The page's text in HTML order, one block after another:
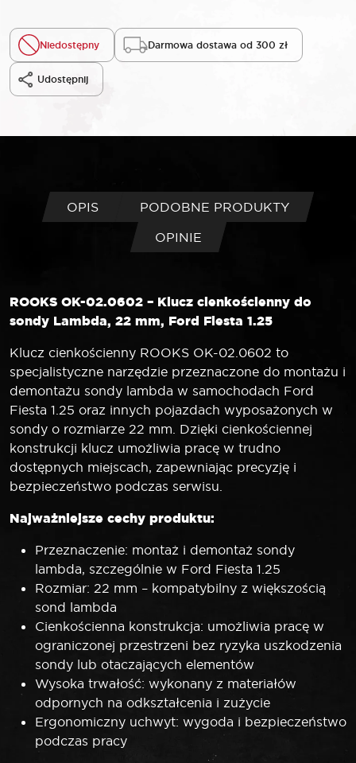
Niedostępny Darmowa dostawa od 300 zł
Udostępnij
OPIS
PODOBNE PRODUKTY
OPINIE
ROOKS OK-02.0602 – Klucz cienkościenny do
sondy Lambda, 22 mm, Ford Fiesta 1.25
Klucz cienkościenny ROOKS OK-02.0602 to
specjalistyczne narzędzie przeznaczone do montażu i
demontażu sondy lambda w samochodach Ford
Fiesta 1.25 oraz innych pojazdach wyposażonych w
sondy o rozmiarze 22 mm. Dzięki cienkościennej
konstrukcji klucz umożliwia pracę w trudno
dostępnych miejscach, zapewniając precyzję i
bezpieczeństwo podczas serwisu.
Najważniejsze cechy produktu:
Przeznaczenie: montaż i demontaż sondy
lambda, szczególnie w Ford Fiesta 1.25
Rozmiar: 22 mm – kompatybilny z większością
sond lambda
Cienkościenna konstrukcja: umożliwia pracę w
ograniczonej przestrzeni bez ryzyka uszkodzenia
sondy lub otaczających elementów
Wysoka trwałość: wykonany z materiałów
odpornych na odkształcenia i zużycie
Ergonomiczny uchwyt: wygoda i bezpieczeństwo
podczas pracy